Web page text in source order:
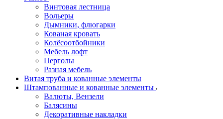
Винтовая лестница
Вольеры
Дымники, флюгарки
Кованая кровать
Колёсоотбойники
Мебель лофт
Перголы
Разная мебель
Витая труба и кованные элементы
Штампованные и кованные элементы
Валюты, Вензели
Балясины
Декоративные накладки